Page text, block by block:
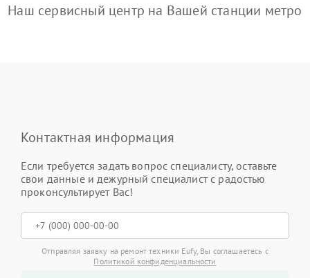
Наш сервисный центр на Вашей станции метро
Контактная информация
Если требуется задать вопрос специалисту, оставьте
свои данные и дежурный специалист с радостью
проконсультирует Вас!
Отправляя заявку на ремонт техники Eufy, Вы соглашаетесь с
Политикой конфиденциальности